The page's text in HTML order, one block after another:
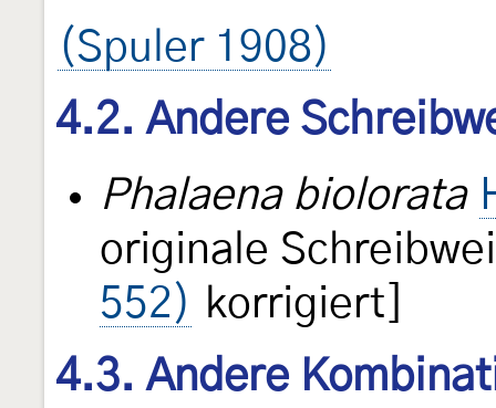
(Spuler 1908)
4.2. Andere
Phalaena biolorata
originale
552) korrigiert]
4.3. Andere